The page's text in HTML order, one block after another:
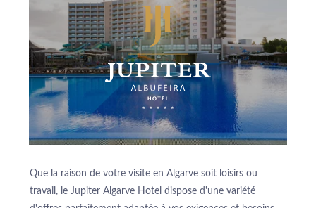
Que la raison de votre visite en Algarve soit loisirs ou
travail, le Jupiter Algarve Hotel dispose d'une variété